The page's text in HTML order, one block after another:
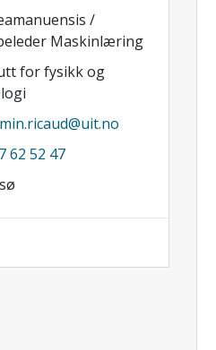
/
Maskinlæring
for fysikk og
62 52 47